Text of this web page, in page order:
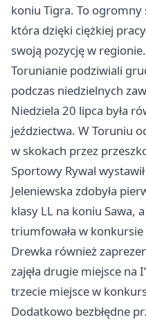
koniu Tigra. To ogromny
która dzięki ciężkiej
swoją pozycję w regionie.
Torunianie podziwiali
podczas niedzielnych
Niedziela 20 lipca była
jeździectwa. W Toruniu
w skokach przez
Sportowy Rywal
Jeleniewska zdobyła
klasy LL na koniu Sawa,
triumfowała w
Drewka również
zajęła drugie miejsce na
trzecie miejsce w
Dodatkowo bezbłędne